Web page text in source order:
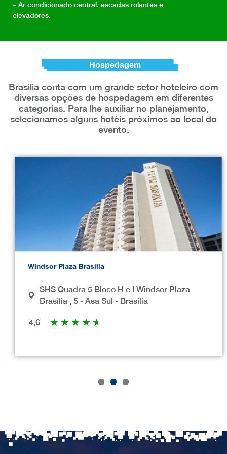
– Ar condicionado central, escadas rolantes e
elevadores.
Hospedagem
Brasília conta com um grande setor hoteleiro com
diversas opções de hospedagem em diferentes
categorias. Para lhe auxiliar no planejamento,
selecionamos alguns hotéis próximos ao local do
evento.
Windsor Plaza Brasília
SHS Quadra 5 Bloco H e I Windsor Plaza
Brasília , 5 - Asa Sul - Brasília
4,6 ★ ★ ★ ★ ★